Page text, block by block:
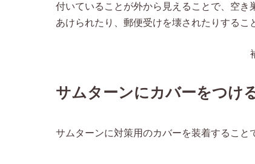
付いていることが外から見えることで、空
あけられたり、郵便受けを壊されたりするこ
サムターンにカバーをつけ
サムターンに対策用のカバーを装着すること